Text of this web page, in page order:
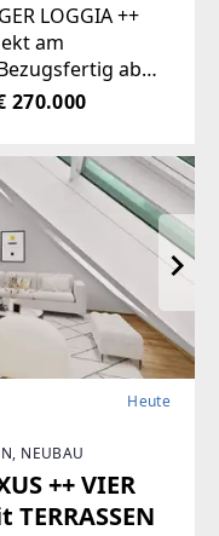
LOGGIA ++
am
ab
von Stockerau,
ein hochwertiges
270.000
Heute
NEUBAU
++ VIER